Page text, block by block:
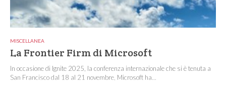
MISCELLANEA
La Frontier Firm di Microsoft
In occasione di Ignite 2025, la conferenza internazionale che si è tenuta a
San Francisco dal 18 al 21 novembre, Microsoft ha...